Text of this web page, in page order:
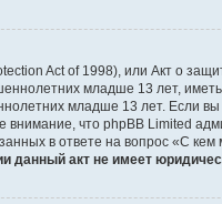
Act of 1998), или Акт о
младше 13 лет,
младше 13 лет. Если
внимание, что phpBB Limited
в ответе на вопрос «С
данный акт не имеет